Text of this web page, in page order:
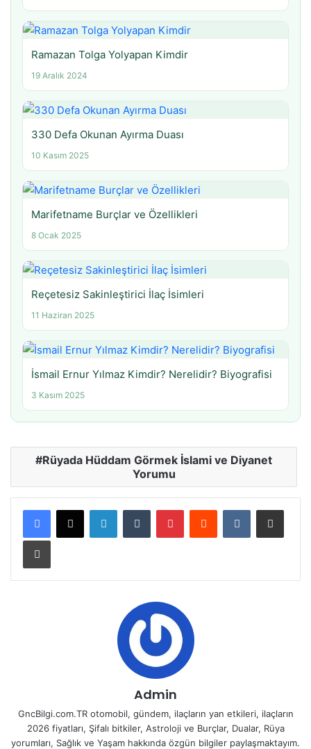
Ramazan Tolga Yolyapan Kimdir
19 Aralık 2024
330 Defa Okunan Ayırma Duası
10 Kasım 2025
Marifetname Burçlar ve Özellikleri
8 Ocak 2025
Reçetesiz Sakinleştirici İlaç İsimleri
11 Haziran 2025
İsmail Ernur Yılmaz Kimdir? Nerelidir? Biyografisi
3 Kasım 2025
Rüyada Hüddam Görmek İslami ve Diyanet
Yorumu
LinkedInTumblr PinterestReddit VKontakteE-Posta ile paylaş
Yazdır
Admin
GncBilgi.com.TR otomobil, gündem, ilaçların yan etkileri, ilaçların
2026 fiyatları, Şifalı bitkiler, Astroloji ve Burçlar, Dualar, Rüya
yorumları, Sağlık ve Yaşam hakkında özgün bilgiler paylaşmaktayım.